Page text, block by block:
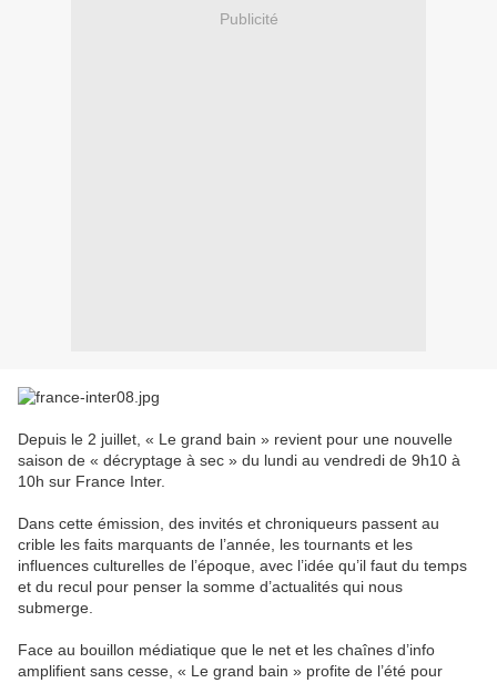
Publicité
Depuis le 2 juillet, « Le grand bain » revient pour une nouvelle
saison de « décryptage à sec » du lundi au vendredi de 9h10 à
10h sur France Inter.
Dans cette émission, des invités et chroniqueurs passent au
crible les faits marquants de l’année, les tournants et les
influences culturelles de l’époque, avec l’idée qu’il faut du temps
et du recul pour penser la somme d’actualités qui nous
submerge.
Face au bouillon médiatique que le net et les chaînes d’info
amplifient sans cesse, « Le grand bain » profite de l’été pour